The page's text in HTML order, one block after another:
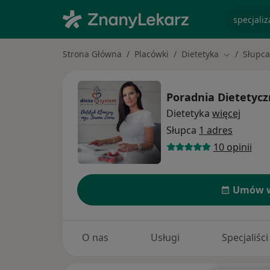
Strona Główna Placówki Dietetyka ZmieńSłupca
Poradnia
Dietetyka więcej
Słupca 1 adres
10 opinii
Umów
O nas Usługi Specjaliści